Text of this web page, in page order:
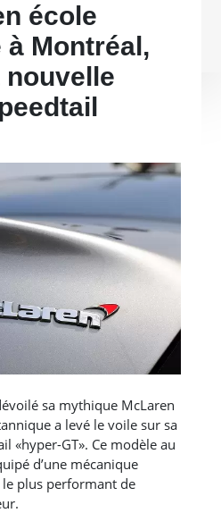
école
à Montréal,
nouvelle
sa mythique McLaren
a levé le voile sur sa
«hyper-GT». Ce modèle au
d’une mécanique
plus performant de